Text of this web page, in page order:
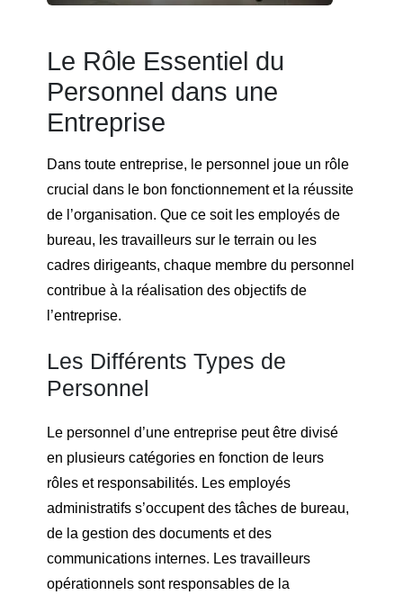
Le Rôle Essentiel du
Personnel dans une
Entreprise
Dans toute entreprise, le personnel joue un rôle
crucial dans le bon fonctionnement et la réussite
de l’organisation. Que ce soit les employés de
bureau, les travailleurs sur le terrain ou les
cadres dirigeants, chaque membre du personnel
contribue à la réalisation des objectifs de
l’entreprise.
Les Différents Types de
Personnel
Le personnel d’une entreprise peut être divisé
en plusieurs catégories en fonction de leurs
rôles et responsabilités. Les employés
administratifs s’occupent des tâches de bureau,
de la gestion des documents et des
communications internes. Les travailleurs
opérationnels sont responsables de la